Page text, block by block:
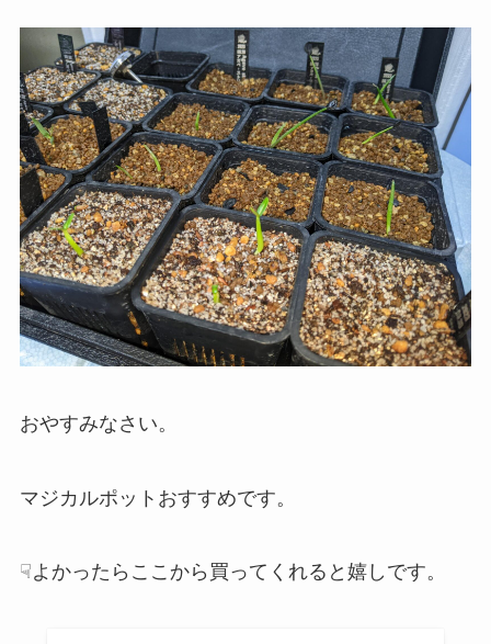
おやすみなさい。
マジカルポットおすすめです。
☟よかったらここから買ってくれると嬉しです。